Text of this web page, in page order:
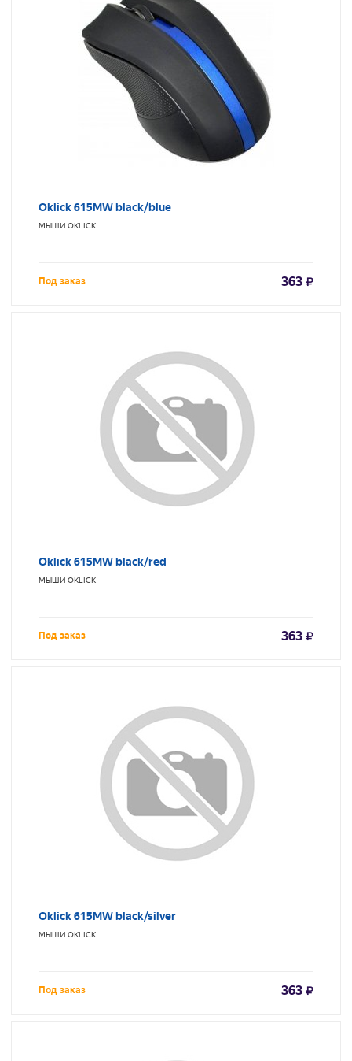
Oklick 615MW black/blue
МЫШИ OKLICK
Под заказ 363
Oklick 615MW black/red
МЫШИ OKLICK
Под заказ 363
Oklick 615MW black/silver
МЫШИ OKLICK
Под заказ 363